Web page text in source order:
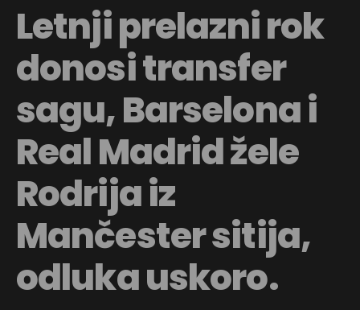
Letnji prelazni rok
donosi transfer
sagu, Barselona i
Real Madrid žele
Rodrija iz
Mančester sitija,
odluka uskoro.